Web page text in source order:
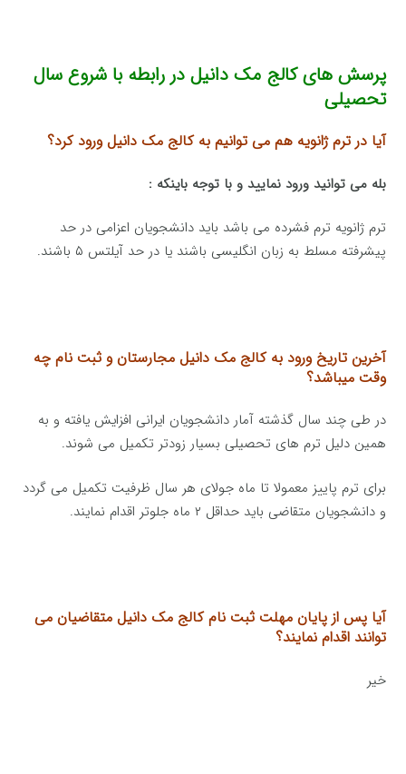
پرسش های کالج مک دانیل در رابطه با شروع سال
تحصیلی
آیا در ترم ژانویه هم می توانیم به کالج مک دانیل ورود کرد؟
بله می توانید ورود نمایید و با توجه باینکه :
ترم ژانویه ترم فشرده می باشد باید دانشجویان اعزامی در حد
پیشرفته مسلط به زبان انگلیسی باشند یا در حد آیلتس ۵ باشند.
آخرین تاریخ ورود به کالج مک دانیل مجارستان و ثبت نام چه
وقت میباشد؟
در طی چند سال گذشته آمار دانشجویان ایرانی افزایش یافته و به
همین دلیل ترم های تحصیلی بسیار زودتر تکمیل می شوند.
برای ترم پاییز معمولا تا ماه جولای هر سال ظرفیت تکمیل می گردد
و دانشجویان متقاضی باید حداقل ۲ ماه جلوتر اقدام نمایند.
آیا پس از پایان مهلت ثبت نام کالج مک دانیل متقاضیان می
توانند اقدام نمایند؟
خیر